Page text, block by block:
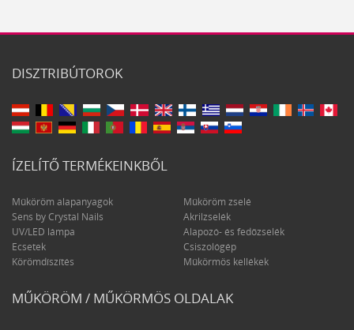
DISZTRIBÚTOROK
ÍZELÍTŐ TERMÉKEINKBŐL
Műköröm alapanyagok
Műköröm zselé
Sens by Crystal Nails
Akrilzselék
UV/LED lámpa
Alapozó- és fedőzselék
Ecsetek
Csiszológép
Körömdíszítés
Műkörmös kellékek
MŰKÖRÖM / MŰKÖRMÖS OLDALAK